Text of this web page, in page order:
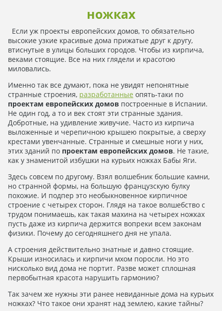
ножках
Если уж проекты европейских домов, то обязательно
высокие узкие красивые дома прижатые друг к другу,
втиснутые в улицы больших городов. Чтобы из кирпича,
веками стоящие. Все на них глядели и красотою
миловались.
Именно так все думают, пока не увидят непонятные
странные строения, разработанные опять-таки по
проектам европейских домов построенные в Испании.
Не один год, а то и век стоят эти странные здания.
Добротные, на удивление живучие. Часто из кирпича
выложенные и черепичною крышею покрытые, а сверху
крестами увенчанные. Странные и смешные ноги у них,
этих зданий по проектам европейских домов. Не такие,
как у знаменитой избушки на курьих ножках Бабы Яги.
Здесь совсем по другому. Взял волшебник большие камни,
но странной формы, на большую французскую булку
похожие. И подпер это необыкновенное кирпичное
строение с четырех сторон. Глядя на такое волшебство с
трудом понимаешь, как такая махина на четырех ножках
пусть даже из кирпича держится вопреки всем законам
физики. Почему до сегодняшнего дня не упала.
А строения действительно знатные и давно стоящие.
Крыши износилась и кирпичи мхом поросли. Но это
нисколько вид дома не портит. Разве может сплошная
первобытная красота нарушить гармонию?
Так зачем же нужны эти ранее невиданные дома на курьих
ножках? Что такое они хранят над землею, какие тайны?